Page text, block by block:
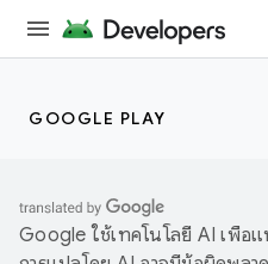
GOOGLE PLAY
Google ใช้เทคโนโลยี AI เพื่อ